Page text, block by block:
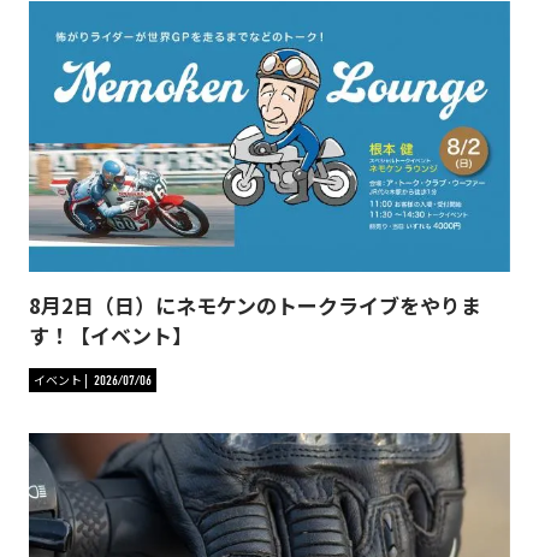
8月2日（日）にネモケンのトークライブをやりま
す！【イベント】
イベント 2026/07/06